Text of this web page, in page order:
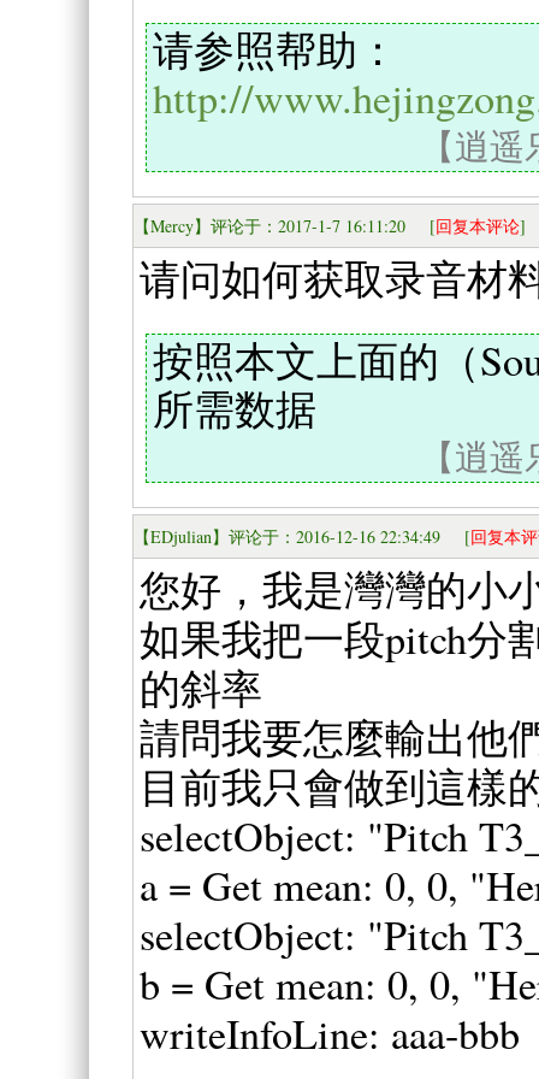
请参照帮助：
http://
【逍
【Mercy】评论于：2017-1-7 16:11:20 [回复本评论]
请问如何获取录音材
按照本文上面的（
所需数据
【逍
【EDjulian】评论于：2016-12-16 22:34:49 [回复本
您好，我是灣灣的小
如果我把一段pitch分
的斜率
請問我要怎麼輸出他
目前我只會做到這樣
selectObject: "Pitch
a = Get mean: 0, 0,
selectObject: "Pitch
b = Get mean: 0, 0,
writeInfoLine: aaa-bbb